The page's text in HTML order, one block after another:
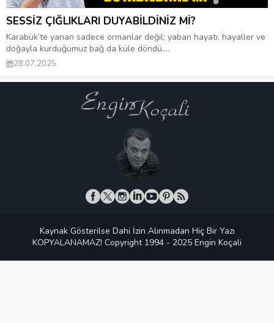
SESSİZ ÇIĞLIKLARI DUYABİLDİNİZ Mİ?
Karabük’te yanan sadece ormanlar değil; yaban hayatı, hayaller ve
doğayla kurduğumuz bağ da küle döndü....
28.07.2025
Kaynak Gösterilse Dahi İzin Alınmadan Hiç Bir Yazı
KOPYALANAMAZ! Copyright 1994 - 2025 Engin Koçali